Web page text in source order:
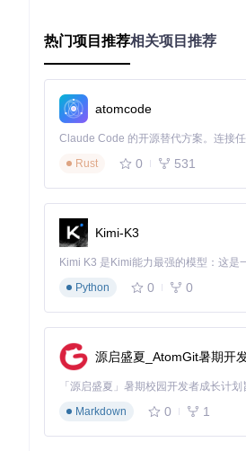
3. 执行环境适配检测
推荐硬件检测工具
CPU-Z：验证处理器架构与虚拟化
：检查内存容量与存
微软官方检测工具 ：docs/
最低配置要求
内存：8GB RAM（建议16GB）
存储：25GB可用空间（SSD推荐）
4. 获取WSA部署资源
方案B：图形界面下载
访问项目发布页面
筛选最新"Retail"版本
下载扩展名为
.msixbundle
热门项目推荐相关项目推荐
atomcode
Rust
0 531
Kimi-K3
Python
0 0
源启盛夏_AtomGit暑期开
Markdown
0 1